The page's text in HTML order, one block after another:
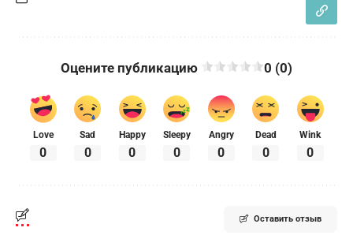
Оцените публикацию 0 (0)
Love
0
Sad
0
Happy
0
Sleepy
0
Angry
0
Dead
0
Wink
0
Оставить отзыв